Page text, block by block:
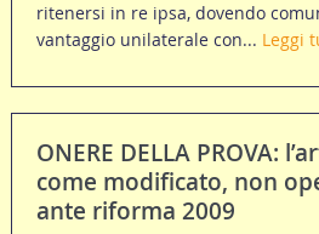
ritenersi in re ipsa, dovendo
vantaggio unilaterale con... Leggi
ONERE DELLA PROVA:
come modificato, non
ante riforma 2009